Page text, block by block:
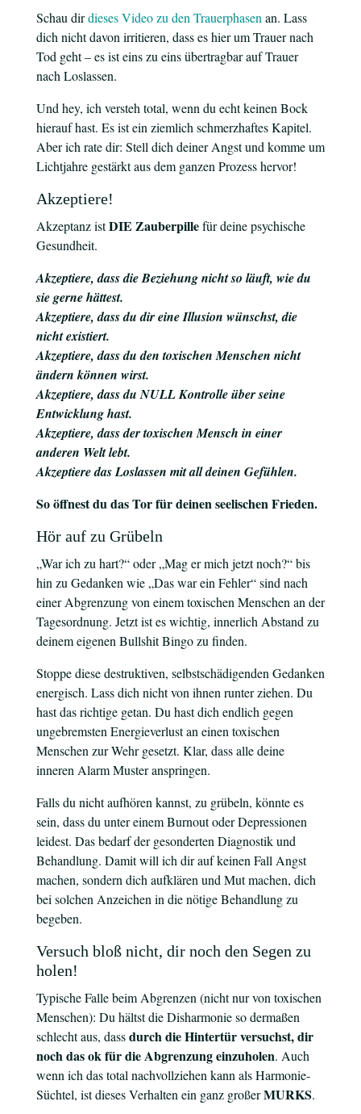
Schau dirdieses Video zu den Trauerphasenan. Lass
dich nicht davon irritieren, dass es hier um Trauer nach
Tod geht – es ist eins zu eins übertragbar auf Trauer
nach Loslassen.
Und hey, ich versteh total, wenn du echt keinen Bock
hierauf hast. Es ist ein ziemlich schmerzhaftes Kapitel.
Aber ich rate dir: Stell dich deiner Angst und komme um
Lichtjahre gestärkt aus dem ganzen Prozess hervor!
Akzeptiere!
Akzeptanz istDIE Zauberpillefür deine psychische
Gesundheit.
Akzeptiere, dass die Beziehung nicht so läuft, wie du
sie gerne hättest.
Akzeptiere, dass du dir eine Illusion wünschst, die
nicht existiert.
Akzeptiere, dass du den toxischen Menschen nicht
ändern können wirst.
Akzeptiere, dass du NULL Kontrolle über seine
Entwicklung hast.
Akzeptiere, dass der toxischen Mensch in einer
anderen Welt lebt.
Akzeptiere das Loslassen mit all deinen Gefühlen.
So öffnest du das Tor für deinen seelischen Frieden.
Hör auf zu Grübeln
„War ich zu hart?“ oder „Mag er mich jetzt noch?“ bis
hin zu Gedanken wie „Das war ein Fehler“ sind nach
einer Abgrenzung von einem toxischen Menschen an der
Tagesordnung. Jetzt ist es wichtig, innerlich Abstand zu
deinem eigenen Bullshit Bingo zu finden.
Stoppe diese destruktiven, selbstschädigenden Gedanken
energisch. Lass dich nicht von ihnen runter ziehen. Du
hast das richtige getan. Du hast dich endlich gegen
ungebremsten Energieverlust an einen toxischen
Menschen zur Wehr gesetzt. Klar, dass alle deine
inneren Alarm Muster anspringen.
Falls du nicht aufhören kannst, zu grübeln, könnte es
sein, dass du unter einemBurnoutoderDepressionen
leidest. Das bedarf der gesonderten Diagnostik und
Behandlung. Damit will ich dir auf keinen Fall Angst
machen, sondern dich aufklären und Mut machen, dich
bei solchen Anzeichen in die nötige Behandlung zu
begeben.
Versuch bloß nicht, dir noch den Segen zu
holen!
Typische Falle beim Abgrenzen (nicht nur von toxischen
Menschen): Du hältst die Disharmonie so dermaßen
schlecht aus, dassdurch die Hintertür versuchst, dir
noch das ok für die Abgrenzung einzuholen. Auch
wenn ich das total nachvollziehen kann als Harmonie-
Süchtel, ist dieses Verhalten ein ganz großerMURKS.